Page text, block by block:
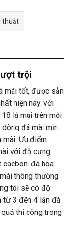
thuật
trội
mài tốt, được sản
hiện nay. với
lá mài trên mỗi
dòng đá mài mịn
mài. Ưu điểm
với độ cưng
đá hoa
thông thường
tôi sẽ có độ
từ 3 đến 4 lần đá
thi công trong